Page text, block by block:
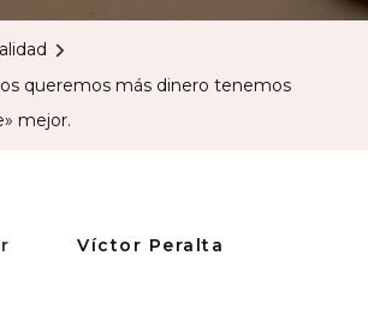
queremos más dinero tenemos
mejor.
Víctor Peralta